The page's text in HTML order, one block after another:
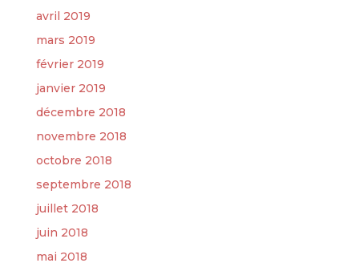
avril 2019
mars 2019
février 2019
janvier 2019
décembre 2018
novembre 2018
octobre 2018
septembre 2018
juillet 2018
juin 2018
mai 2018